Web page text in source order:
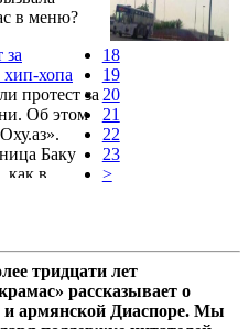
в меню?
Он
нарушает
за
хопа
протест за
Об этом
Баку
как в
18
19
20
21
22
23
>
тридцати лет
рассказывает о
армянской Диаспоре. Мы